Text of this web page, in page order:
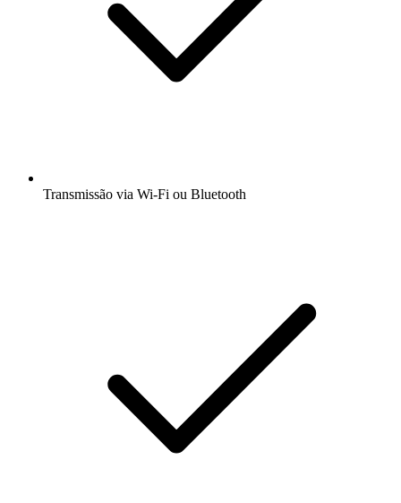
Transmissão via Wi-Fi ou Bluetooth